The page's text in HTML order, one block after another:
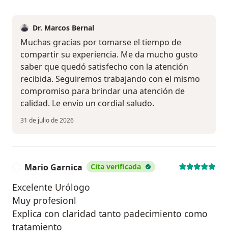
Dr. Marcos Bernal
Muchas gracias por tomarse el tiempo de
compartir su experiencia. Me da mucho gusto
saber que quedó satisfecho con la atención
recibida. Seguiremos trabajando con el mismo
compromiso para brindar una atención de
calidad. Le envío un cordial saludo.
31 de julio de 2026
Mario Garnica Cita verificada
Excelente Urólogo
Muy profesionl
Explica con claridad tanto padecimiento como
tratamiento